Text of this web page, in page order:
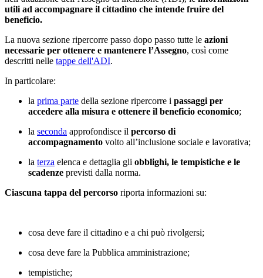
utili ad accompagnare il cittadino che intende fruire del
beneficio.
La nuova sezione ripercorre passo dopo passo tutte le azioni
necessarie per ottenere e mantenere l’Assegno, così come
descritti nelle tappe dell'ADI.
In particolare:
la prima parte della sezione ripercorre i passaggi per
accedere alla misura e ottenere il beneficio economico;
la seconda approfondisce il percorso di
accompagnamento volto all’inclusione sociale e lavorativa;
la terza elenca e dettaglia gli obblighi, le tempistiche e le
scadenze previsti dalla norma.
Ciascuna tappa del percorso riporta informazioni su:
cosa deve fare il cittadino e a chi può rivolgersi;
cosa deve fare la Pubblica amministrazione;
tempistiche;